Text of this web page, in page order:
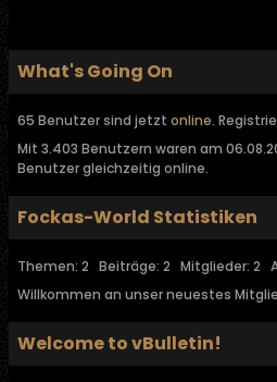
What's Going On
65 Benutzer sind jetzt online.
Mit 3.403 Benutzern waren am
Benutzer gleichzeitig online.
Fockas-World Statistiken
Themen: 2 Beiträge: 2 Mitglieder: 2
Willkommen an unser neuestes
Welcome to vBulletin!